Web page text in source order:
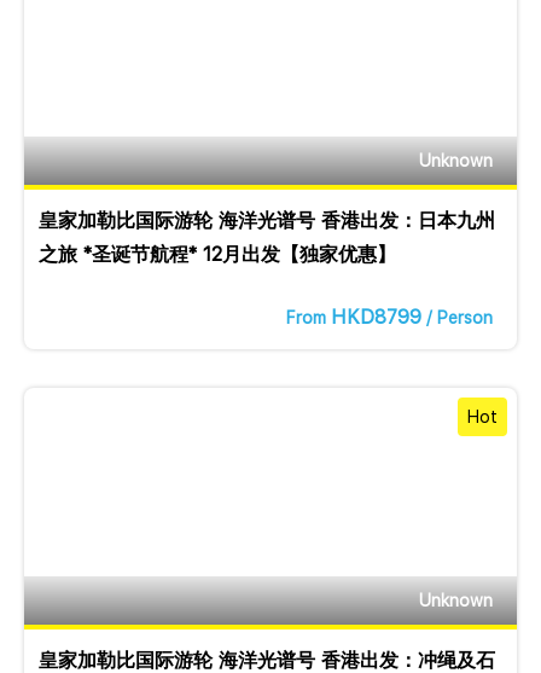
Unknown
皇家加勒比国际游轮 海洋光谱号 香港出发：日本九州
之旅 *圣诞节航程* 12月出发【独家优惠】
From HKD8799 / Person
Unknown
Hot
皇家加勒比国际游轮 海洋光谱号 香港出发：冲绳及石